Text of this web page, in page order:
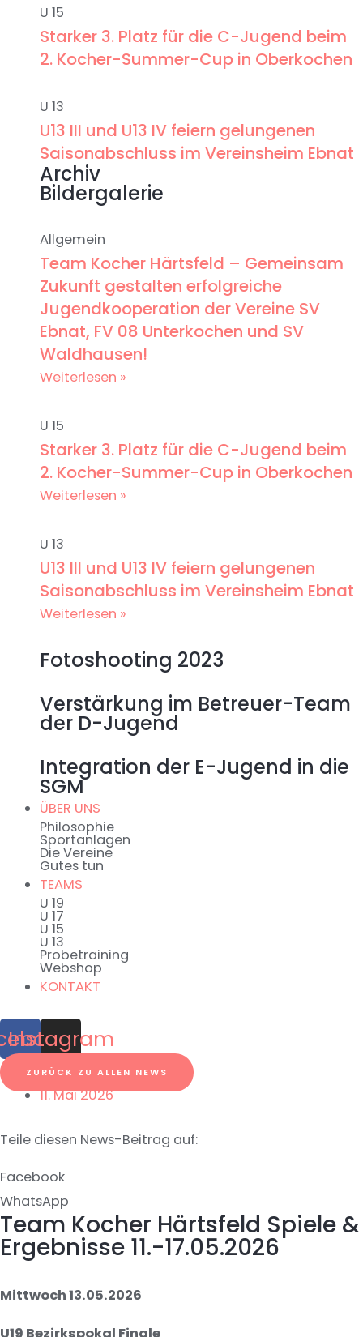
U 15
Starker 3. Platz für die C-Jugend beim
2. Kocher-Summer-Cup in Oberkochen
U 13
U13 III und U13 IV feiern gelungenen
Saisonabschluss im Vereinsheim Ebnat
Archiv
Bildergalerie
Allgemein
Team Kocher Härtsfeld – Gemeinsam
Zukunft gestalten erfolgreiche
Jugendkooperation der Vereine SV
Ebnat, FV 08 Unterkochen und SV
Waldhausen!
Weiterlesen »
U 15
Starker 3. Platz für die C-Jugend beim
2. Kocher-Summer-Cup in Oberkochen
Weiterlesen »
U 13
U13 III und U13 IV feiern gelungenen
Saisonabschluss im Vereinsheim Ebnat
Weiterlesen »
Fotoshooting 2023
Verstärkung im Betreuer-Team
der D-Jugend
Integration der E-Jugend in die
SGM
ÜBER UNS
Philosophie
Sportanlagen
Die Vereine
Gutes tun
TEAMS
U 19
U 17
U 15
U 13
Probetraining
Webshop
KONTAKT
Instagram
ZURÜCK ZU ALLEN NEWS
11. Mai 2026
Teile diesen News-Beitrag auf:
Facebook
WhatsApp
Team Kocher Härtsfeld Spiele &
Ergebnisse 11.-17.05.2026
Mittwoch 13.05.2026
U19 Bezirkspokal Finale